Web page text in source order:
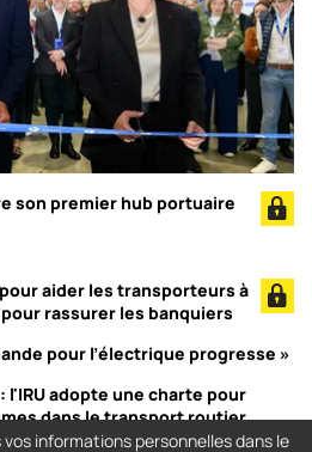
son premier hub portuaire
aider les transporteurs à
rassurer les banquiers
pour l’électrique progresse »
adopte une charte pour
dans le transport routier
informations personnelles dans le